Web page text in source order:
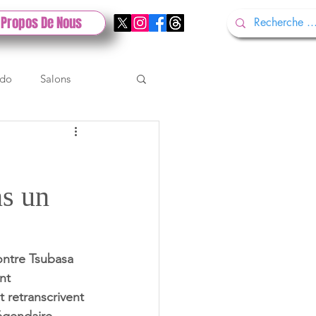
De Nous
Salons
Gamescom
Test PlayStation
un
Tsubasa
retranscrivent